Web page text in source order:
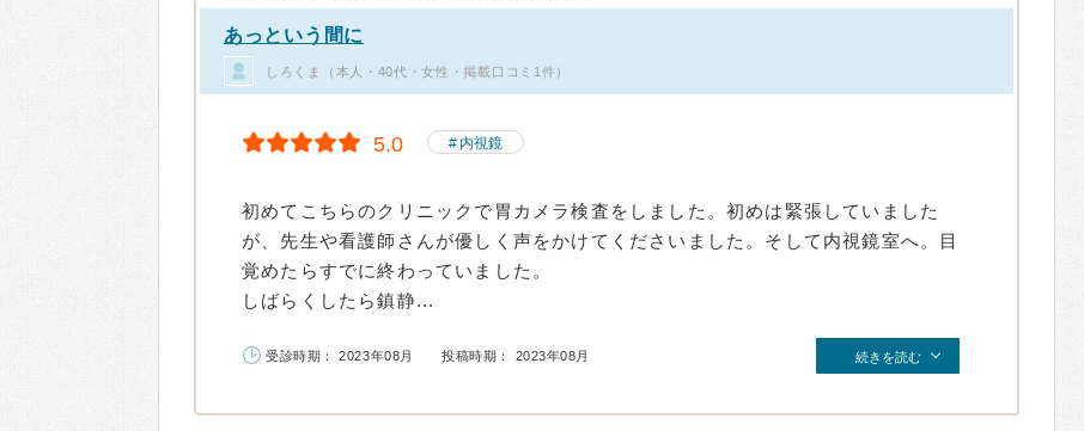
あっという間に
しろくま（本人・40代・女性・掲載口コミ1件）
5.0 内視鏡
初めてこちらのクリニックで胃カメラ検査をしました。初めは緊張していました
が、先生や看護師さんが優しく声をかけてくださいました。そして内視鏡室へ。目
覚めたらすでに終わっていました。
しばらくしたら鎮静...
受診時期： 2023年08月 投稿時期： 2023年08月 続きを読む